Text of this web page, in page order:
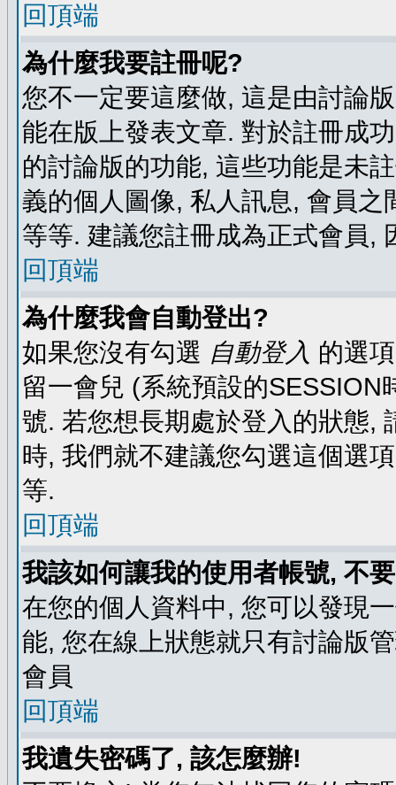
回頂端
為什麼我要註冊呢?
您不一定要這麼做, 這是由討論
能在版上發表文章. 對於註冊成
的討論版的功能, 這些功能是未
義的個人圖像, 私人訊息, 會員
等等. 建議您註冊成為正式會員,
回頂端
為什麼我會自動登出?
如果您沒有勾選 自動登入 的選
留一會兒 (系統預設的
號. 若您想長期處於登入的狀態,
時, 我們就不建議您勾選這個選
等.
回頂端
我該如何讓我的使用者帳號, 不
在您的個人資料中, 您可以發現
能, 您在線上狀態就只有討論版
會員
回頂端
我遺失密碼了, 該怎麼辦!